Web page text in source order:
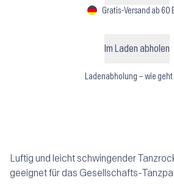
Gratis-Versand ab 60
Im Laden abholen
Ladenabholung – wie geht
Luftig und leicht schwingender
geeignet für das Gesellschafts-